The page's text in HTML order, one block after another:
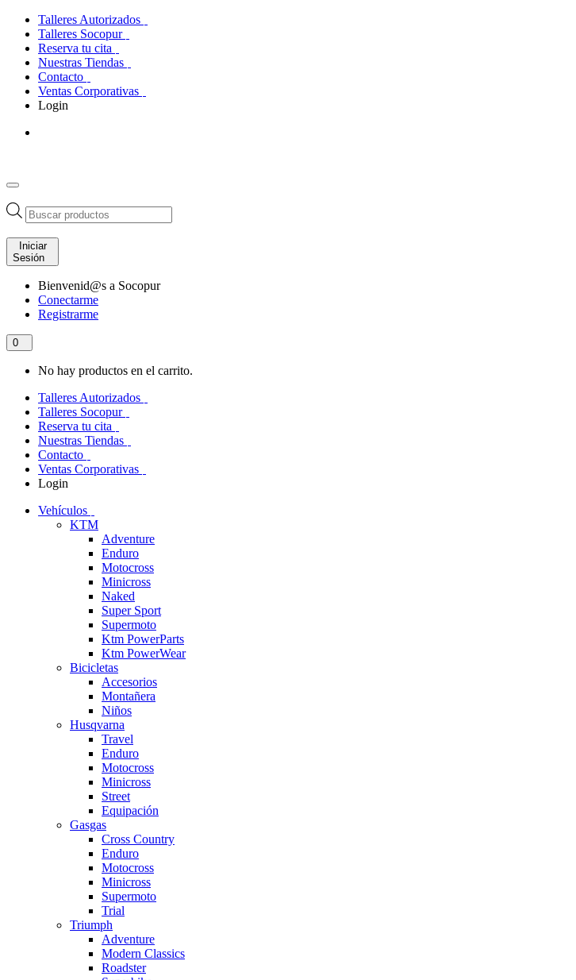
Talleres Autorizados
Talleres Socopur
Reserva tu cita
Nuestras Tiendas
Contacto
Ventas Corporativas
Login
Búsqueda
de
productos
Iniciar
Sesión
Bienvenid@s a Socopur
Conectarme
Registrarme
0
No hay productos en el carrito.
Talleres Autorizados
Talleres Socopur
Reserva tu cita
Nuestras Tiendas
Contacto
Ventas Corporativas
Login
Vehículos
KTM
Adventure
Enduro
Motocross
Minicross
Naked
Super Sport
Supermoto
Ktm PowerParts
Ktm PowerWear
Bicicletas
Accesorios
Montañera
Niños
Husqvarna
Travel
Enduro
Motocross
Minicross
Street
Equipación
Gasgas
Cross Country
Enduro
Motocross
Minicross
Supermoto
Trial
Triumph
Adventure
Modern Classics
Roadster